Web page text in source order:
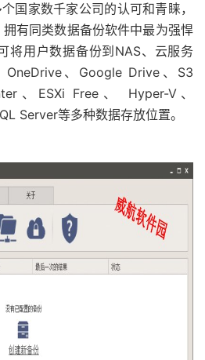
国家数千家公司的认可和青睐，
有同类数据备份软件中最为强悍
将用户数据备份到NAS、云服务
、Google Drive、S3
、ESXi Free、 Hyper-V、
Server等多种数据存放位置。